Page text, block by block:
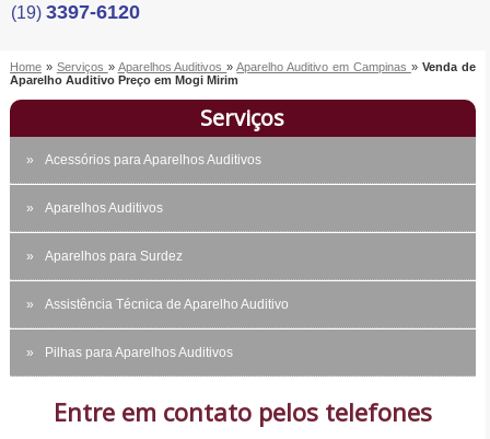
(19) 3397-6120
Home » Serviços » Aparelhos Auditivos»Aparelho Auditivo em Campinas » Venda de
Aparelho Auditivo Preço em Mogi Mirim
Serviços
Acessórios para Aparelhos Auditivos
Aparelhos Auditivos
Aparelhos para Surdez
Assistência Técnica de Aparelho Auditivo
Pilhas para Aparelhos Auditivos
Entre em contato pelos telefones